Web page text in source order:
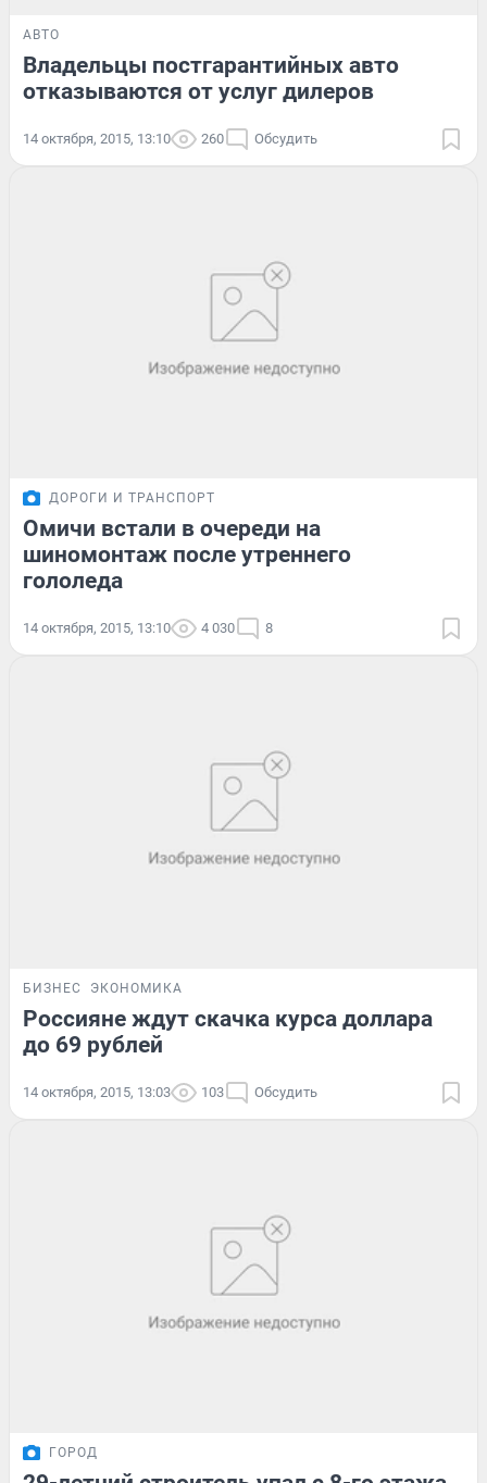
АВТО
Владельцы постгарантийных авто
отказываются от услуг дилеров
14 октября, 2015, 13:10 260 Обсудить
ДОРОГИ И ТРАНСПОРТ
Омичи встали в очереди на
шиномонтаж после утреннего
гололеда
14 октября, 2015, 13:10 4 030 8
БИЗНЕС ЭКОНОМИКА
Россияне ждут скачка курса доллара
до 69 рублей
14 октября, 2015, 13:03 103 Обсудить
ГОРОД